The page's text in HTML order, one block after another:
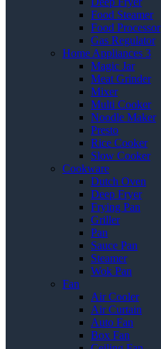
Food Steamer
Food Processor
Gas Regulator
Home Appliances 3
Magic Jar
Meat Grinder
Mixer
Multi Cooker
Noodle Maker
Presto
Rice Cooker
Slow Cooker
Cookware
Dutch Oven
Deep Fryer
Frying Pan
Griller
Pan
Sauce Pan
Steamer
Wok Pan
Fan
Air Cooler
Air Curtain
Auto Fan
Box Fan